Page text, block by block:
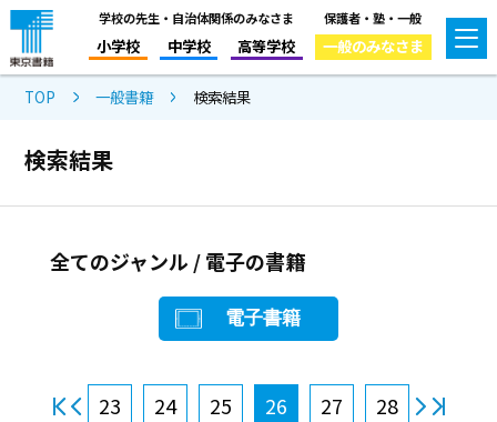
学校の先生・自治体関係のみなさま
小学校 中学校 高等学校
保護者・塾・一般
一般のみなさま
TOP 一般書籍 検索結果
検索結果
全てのジャンル / 電子の書籍
電子書籍
23 24 25 26 27 28